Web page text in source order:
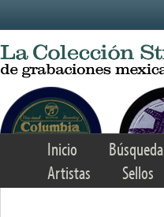
Inicio Búsqueda
Artistas
Sellos